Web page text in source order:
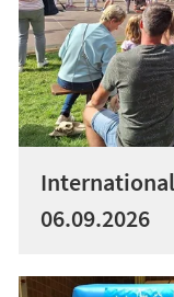
06.09.2026